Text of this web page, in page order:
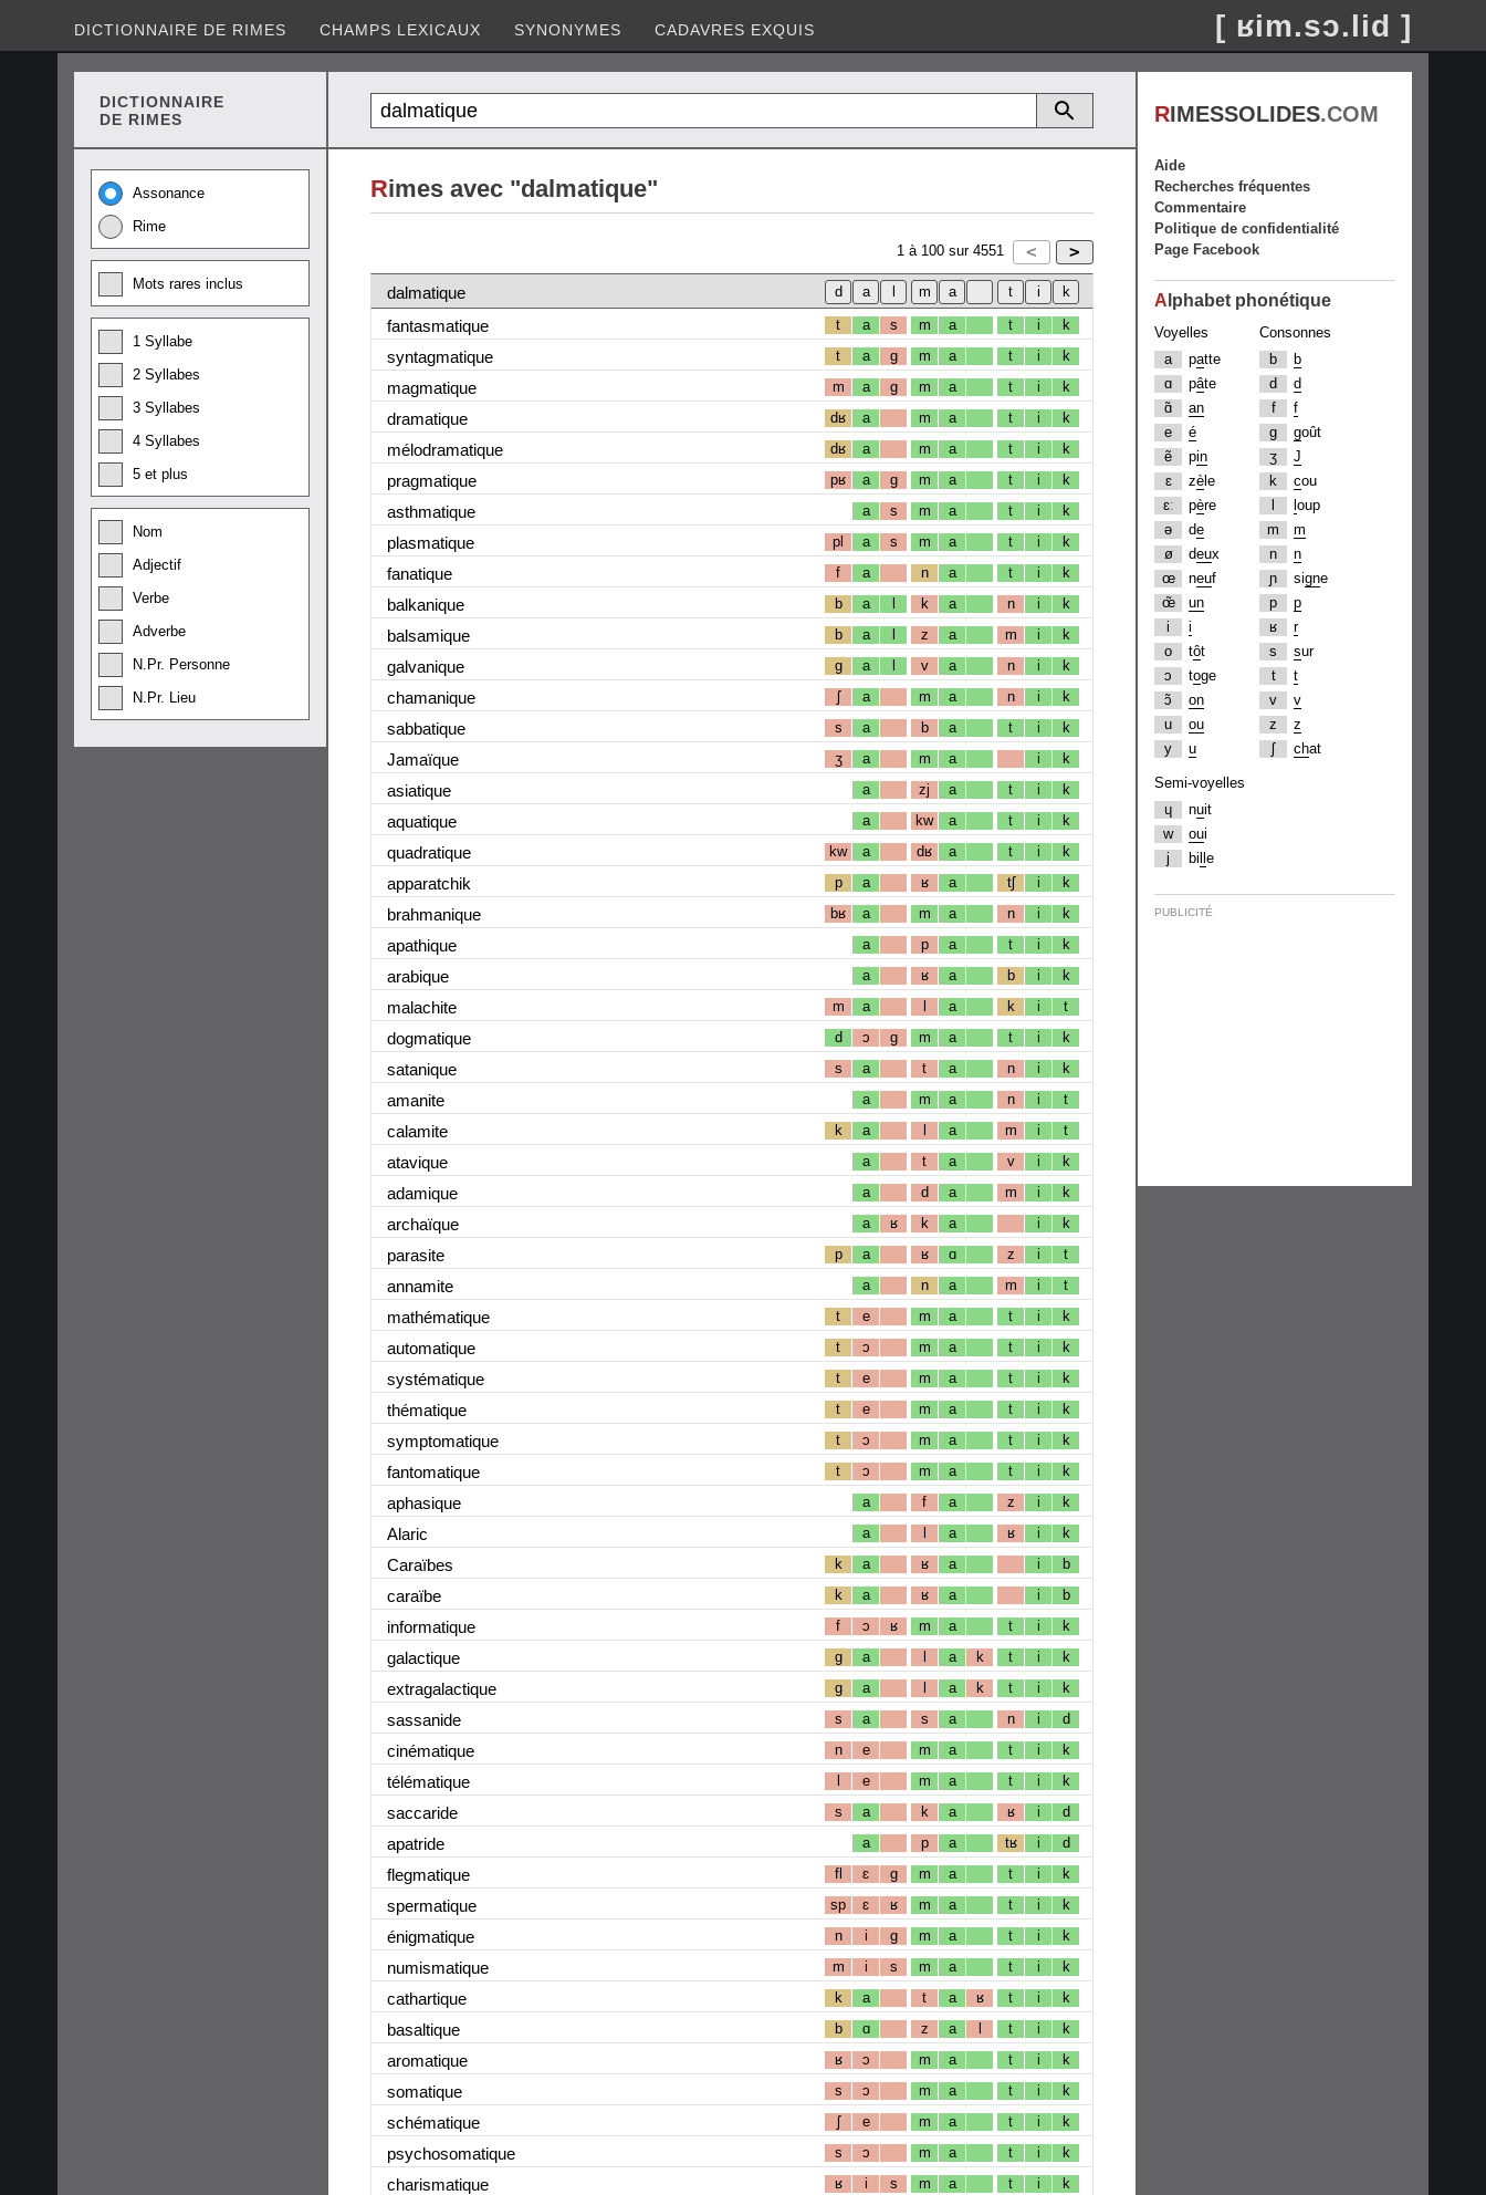
DICTIONNAIRE DE RIMES CHAMPS LEXICAUX SYNONYMES CADAVRES EXQUIS [ ʁim.sɔ.lid ]
DICTIONNAIRE
DE RIMES
Assonance
Rime
Mots rares inclus
1 Syllabe
2 Syllabes
3 Syllabes
4 Syllabes
5 et plus
Nom
Adjectif
Verbe
Adverbe
N.Pr. Personne
N.Pr. Lieu
Rimes avec "dalmatique"
1 à 100 sur 4551
dalmatique
fantasmatique
t a s m a t i k
syntagmatique t a g m a t i k
magmatique m a g m a t i k
dramatique dʁ a m a t i k
mélodramatique dʁ a m a t i k
pragmatique pʁ a g m a t i k
asthmatique a s m a t i k
plasmatique pl a s m a t i k
fanatique f a n a t i k
balkanique b a l k a n i k
balsamique b a l z a m i k
galvanique g a l v a n i k
chamanique ʃ a m a n i k
sabbatique s a b a t i k
Jamaïque ʒ a m a i k
asiatique a zj a t i k
aquatique a kw a t i k
quadratique kw a dʁ a t i k
apparatchik p a ʁ a tʃ i k
brahmanique bʁ a m a n i k
apathique a p a t i k
arabique a ʁ a b i k
malachite m a l a k i t
dogmatique d ɔ g m a t i k
satanique s a t a n i k
amanite a m a n i t
calamite k a l a m i t
atavique a t a v i k
adamique a d a m i k
archaïque a ʁ k a i k
parasite p a ʁ ɑ z i t
annamite a n a m i t
mathématique t e m a t i k
automatique t ɔ m a t i k
systématique t e m a t i k
thématique t e m a t i k
symptomatique t ɔ m a t i k
fantomatique t ɔ m a t i k
aphasique a f a z i k
Alaric a l a ʁ i k
Caraïbes k a ʁ a i b
caraïbe k a ʁ a i b
informatique f ɔ ʁ m a t i k
galactique g a l a k t i k
extragalactique g a l a k t i k
sassanide s a s a n i d
cinématique n e m a t i k
télématique l e m a t i k
saccaride s a k a ʁ i d
apatride a p a tʁ i d
flegmatique fl ɛ g m a t i k
spermatique sp ɛ ʁ m a t i k
énigmatique n i g m a t i k
numismatique m i s m a t i k
cathartique k a t a ʁ t i k
basaltique b ɑ z a l t i k
aromatique ʁ ɔ m a t i k
somatique s ɔ m a t i k
schématique ʃ e m a t i k
psychosomatique s ɔ m a t i k
charismatique ʁ i s m a t i k
RIMESSOLIDES.COM
Aide
Recherches fréquentes
Commentaire
Politique de confidentialité
Page Facebook
A lphabet phonétique
Voyelles
a
patte
ɑ
pâte
ɑ̃
an
e
é
ẽ
pin
ɛ
zè le
ɛː
père
ə
de
ø
deux
œ
neuf
œ̃
un
i
i
o
tôt
ɔ
toge
ɔ̃
on
u
ou
y
u
Consonnes
b
b
d
d
f
f
g
goût
ʒ
J
k
cou
oup
m
m
n
n
ɲ
signe
p
p
ʁ
r
s
sur
t
t
v
v
z
z
ʃ
chat
Semi-voyelles
ɥ
nuit
w
oui
j
bi e
PUBLICITÉ